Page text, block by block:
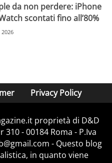
da non perdere: iPhone
scontati fino all’80%
Privacy Policy
proprietà di D&D
310 - 00184 Roma - P.Iva
- Questo blog
in quanto viene